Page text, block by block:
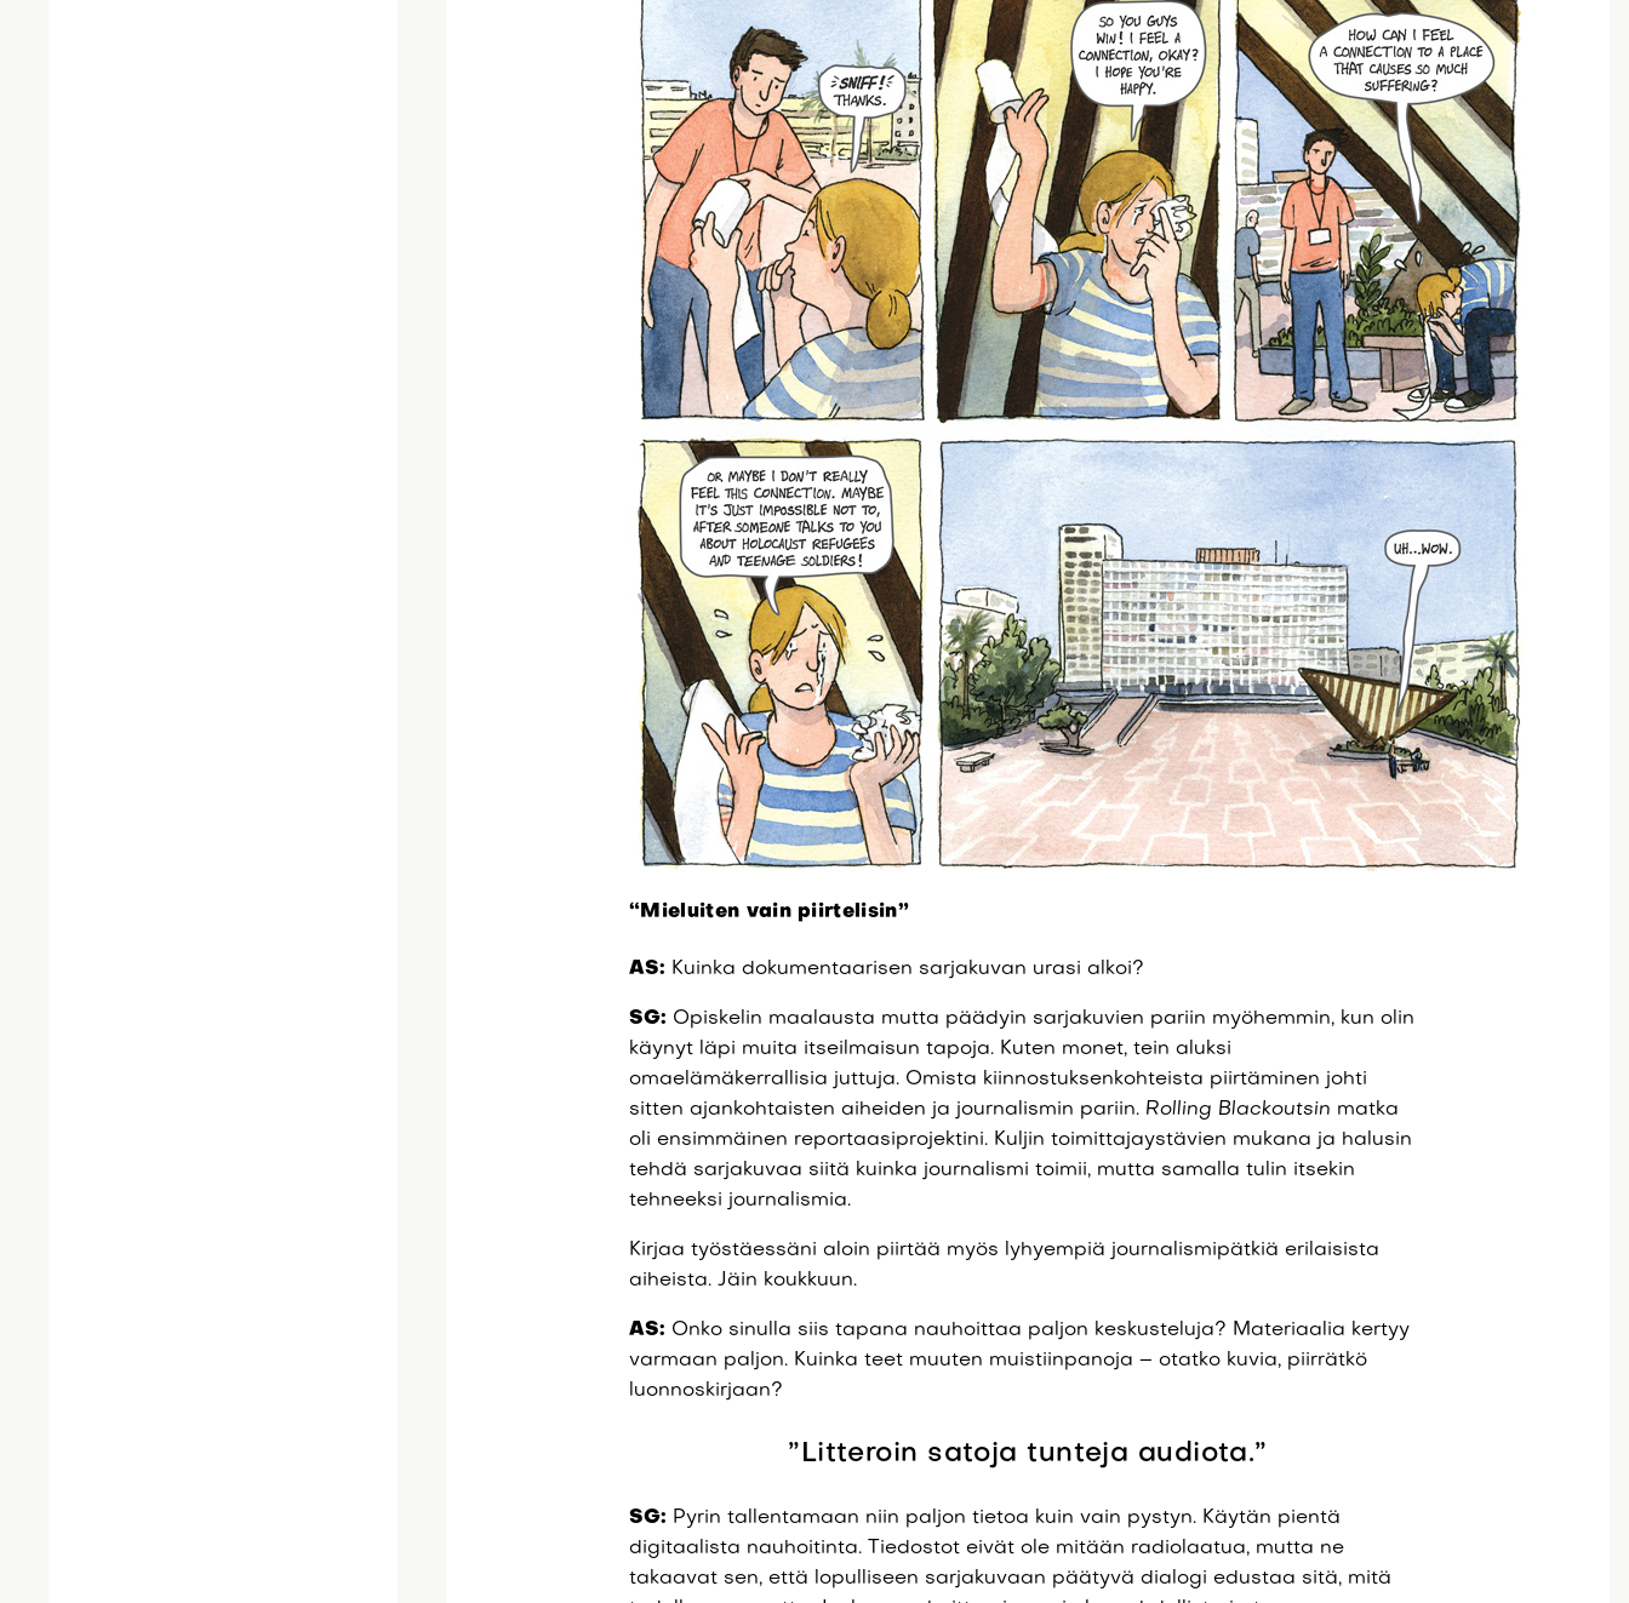
“Mieluiten vain piirtelisin”
AS: Kuinka dokumentaarisen sarjakuvan urasi alkoi?
SG: Opiskelin maalausta mutta päädyin sarjakuvien pariin myöhemmin, kun olin
käynyt läpi muita itseilmaisun tapoja. Kuten monet, tein aluksi
omaelämäkerrallisia juttuja. Omista kiinnostuksenkohteista piirtäminen johti
sitten ajankohtaisten aiheiden ja journalismin pariin. Rolling Blackoutsin matka
oli ensimmäinen reportaasiprojektini. Kuljin toimittajaystävien mukana ja halusin
tehdä sarjakuvaa siitä kuinka journalismi toimii, mutta samalla tulin itsekin
tehneeksi journalismia.
Kirjaa työstäessäni aloin piirtää myös lyhyempiä journalismipätkiä erilaisista
aiheista. Jäin koukkuun.
AS: Onko sinulla siis tapana nauhoittaa paljon keskusteluja? Materiaalia kertyy
varmaan paljon. Kuinka teet muuten muistiinpanoja – otatko kuvia, piirrätkö
luonnoskirjaan?
”Litteroin satoja tunteja audiota.”
SG: Pyrin tallentamaan niin paljon tietoa kuin vain pystyn. Käytän pientä
digitaalista nauhoitinta. Tiedostot eivät ole mitään radiolaatua, mutta ne
takaavat sen, että lopulliseen sarjakuvaan päätyvä dialogi edustaa sitä, mitä